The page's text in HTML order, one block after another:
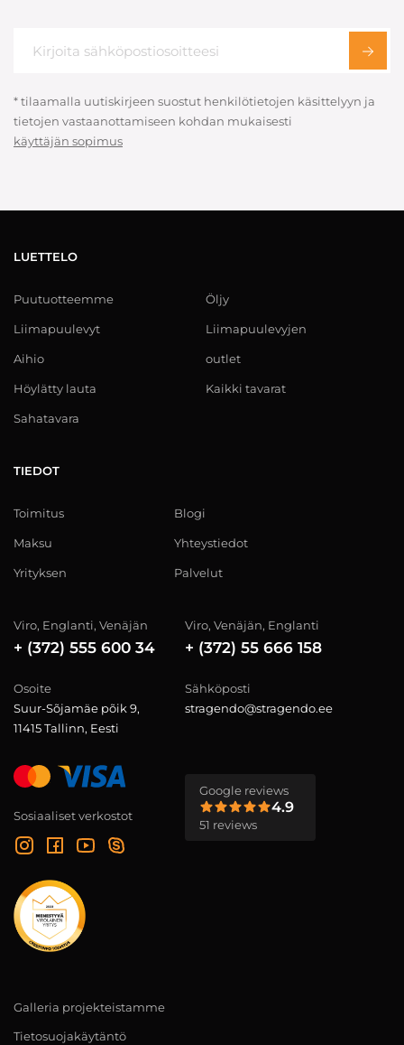
* tilaamalla uutiskirjeen suostut henkilötietojen käsittelyyn ja
tietojen vastaanottamiseen kohdan mukaisesti
käyttäjän sopimus
LUETTELO
Puutuotteemme
Liimapuulevyt
Aihio
Höylätty lauta
Sahatavara
Öljy
Liimapuulevyjen
outlet
Kaikki tavarat
TIEDOT
Toimitus
Maksu
Yrityksen
Blogi
Yhteystiedot
Palvelut
Viro, Englanti, Venäjän
+ (372) 555 600 34
Viro, Venäjän, Englanti
+ (372) 55 666 158
Osoite
Suur-Sõjamäe põik 9,
11415 Tallinn, Eesti
Sähköposti
stragendo@stragendo.ee
Sosiaaliset verkostot
Google reviews
4.9
51 reviews
Galleria projekteistamme
Tietosuojakäytäntö